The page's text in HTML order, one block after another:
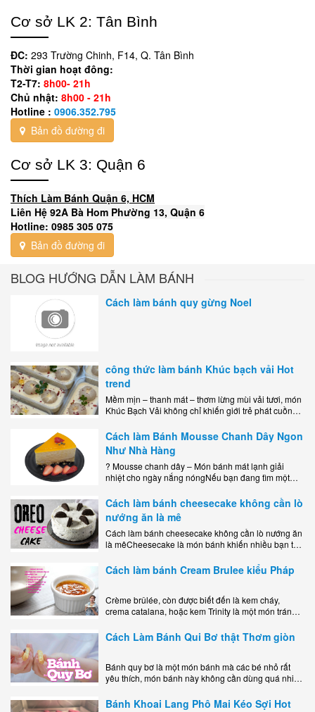
Cơ sở LK 2: Tân Bình
ĐC: 293 Trường Chinh, F14, Q. Tân Bình
Thời gian hoạt đông:
T2-T7: 8h00- 21h
Chủ nhật: 8h00 - 21h
Hotline : 0906.352.795
Bản đồ đường đi
Cơ sở LK 3: Quận 6
Thích Làm Bánh Quận 6, HCM
Liên Hệ 92A Bà Hom Phường 13, Quận 6
Hotline: 0985 305 075
Bản đồ đường đi
BLOG HƯỚNG DẪN LÀM BÁNH
Cách làm bánh quy gừng Noel
công thức làm bánh Khúc bạch vải Hot
trend
Mềm mịn – thanh mát – thơm lừng mùi vải tươi, món
Khúc Bạch Vải không chỉ khiến giới trẻ phát cuồng
Cách làm Bánh Mousse Chanh Dây Ngon
Như Nhà Hàng
? Mousse chanh dây – Món bánh mát lạnh giải
nhiệt cho ngày nắng nóngNếu bạn đang tìm một
dễ..
Cách làm bánh cheesecake không cần lò
nướng ăn là mê
Cách làm bánh cheesecake không cần lò nướng ăn
là mêCheesecake là món bánh khiến nhiều bạn trẻ
kem..
Cách làm bánh Cream Brulee kiểu Pháp
Crème brûlée, còn được biết đến là kem cháy,
crema catalana, hoặc kem Trinity là một món tráng
lớp..
Cách Làm Bánh Qui Bơ thật Thơm giòn
Bánh quy bơ là một món bánh mà các bé nhỏ rất
yêu thích, món bánh này không cần dùng quá nhiều
Bánh Khoai Lang Phô Mai Kéo Sợi Hot